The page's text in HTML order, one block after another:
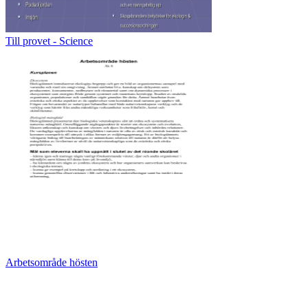
Till provet - Science
Arbetsområde hösten